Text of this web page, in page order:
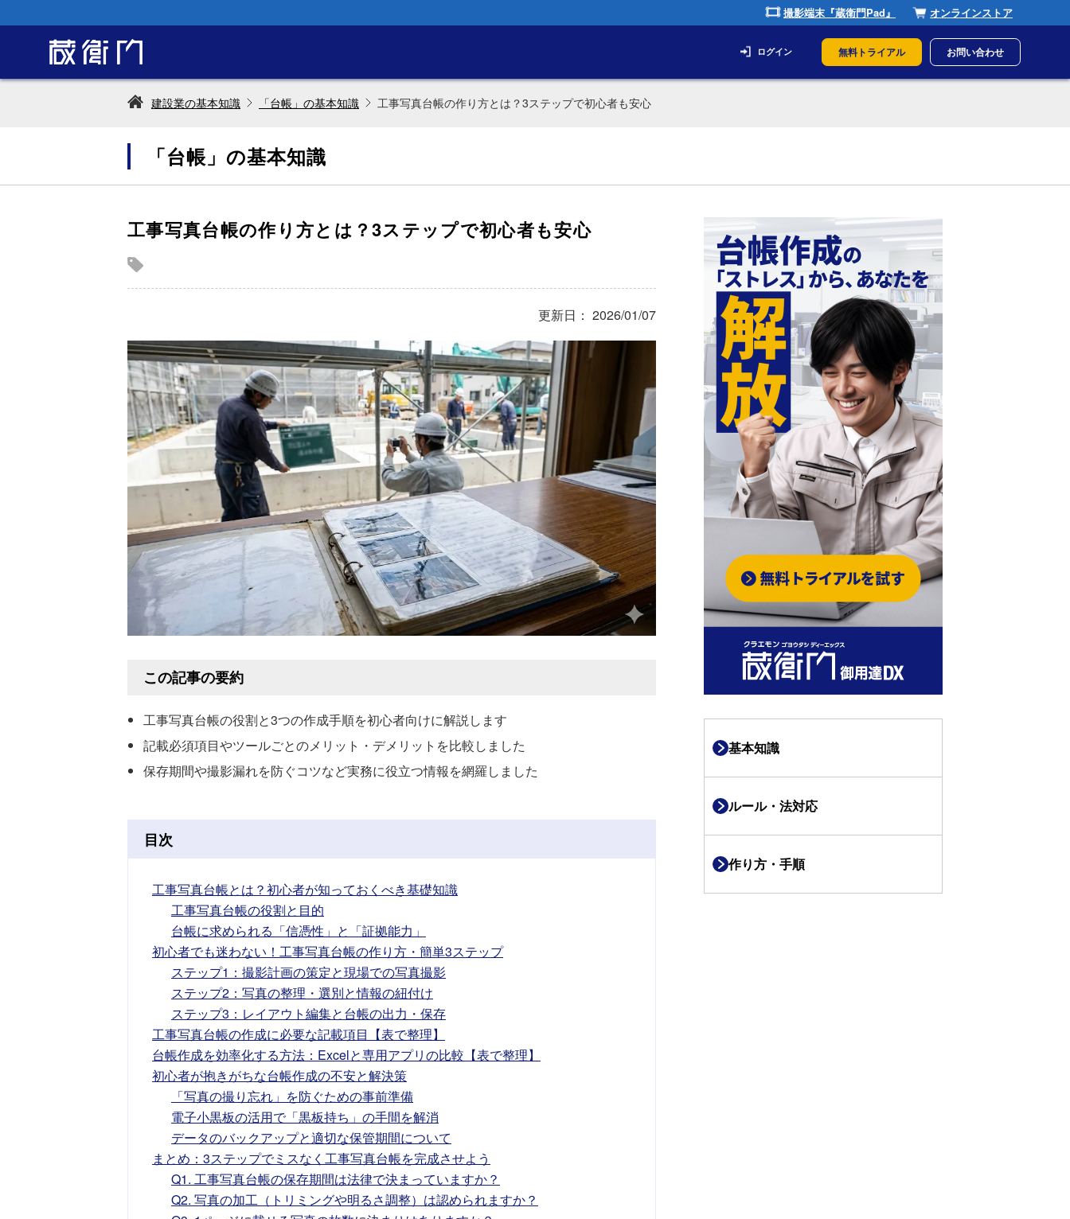
撮影端末『蔵衛門Pad』 オンラインストア
ログイン 無料トライアル お問い合わせ
建設業の基本知識 「台帳」の基本知識 工事写真台帳の作り方とは？3ステップで初心者も安心
「台帳」の基本知識
工事写真台帳の作り方とは？3ステップで初心者も安心
更新日： 2026/01/07
この記事の要約
工事写真台帳の役割と3つの作成手順を初心者向けに解説します
記載必須項目やツールごとのメリット・デメリットを比較しました
保存期間や撮影漏れを防ぐコツなど実務に役立つ情報を網羅しました
目次
工事写真台帳とは？初心者が知っておくべき基礎知識
工事写真台帳の役割と目的
台帳に求められる「信憑性」と「証拠能力」
初心者でも迷わない！工事写真台帳の作り方・簡単3ステップ
ステップ1：撮影計画の策定と現場での写真撮影
ステップ2：写真の整理・選別と情報の紐付け
ステップ3：レイアウト編集と台帳の出力・保存
工事写真台帳の作成に必要な記載項目【表で整理】
台帳作成を効率化する方法：Excelと専用アプリの比較【表で整理】
初心者が抱きがちな台帳作成の不安と解決策
「写真の撮り忘れ」を防ぐための事前準備
電子小黒板の活用で「黒板持ち」の手間を解消
データのバックアップと適切な保管期間について
まとめ：3ステップでミスなく工事写真台帳を完成させよう
Q1. 工事写真台帳の保存期間は法律で決まっていますか？
Q2. 写真の加工（トリミングや明るさ調整）は認められますか？
基本知識
ルール・法対応
作り方・手順